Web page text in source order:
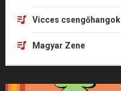
Vicces csengőhangok
Magyar Zene